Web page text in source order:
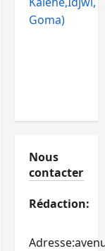
Goma)
Nous
contacter
Rédaction: